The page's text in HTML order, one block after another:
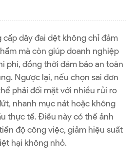
dây đai dệt không chỉ đảm
mà còn giúp doanh nghiệp
phí, đồng thời đảm bảo an toàn
Ngược lại, nếu chọn sai đơn
phải đối mặt với nhiều rủi ro
nhanh mục nát hoặc không
thực tế. Điều này có thể ảnh
độ công việc, giảm hiệu suất
hại không nhỏ.